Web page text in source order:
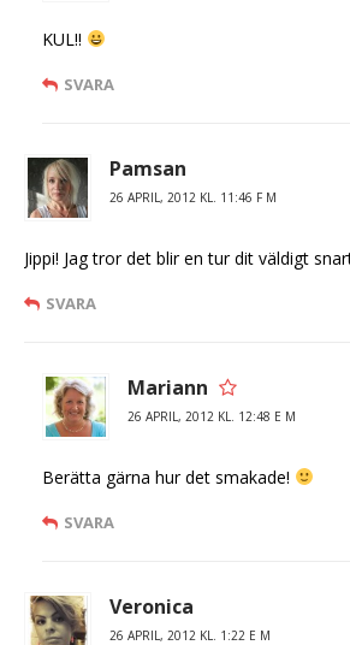
KUL!!
SVARA
Pamsan
26 APRIL, 2012 KL. 11:46 F M
Jippi! Jag tror det blir en tur dit väldigt
SVARA
Mariann
26 APRIL, 2012 KL. 12:48 E M
Berätta gärna hur det smakade!
SVARA
Veronica
26 APRIL, 2012 KL. 1:22 E M